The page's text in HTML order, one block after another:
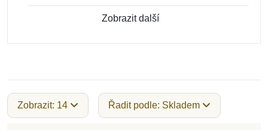
Zobrazit další
Zobrazit: 14 Řadit podle: Skladem